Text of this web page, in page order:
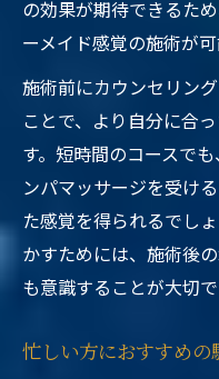
の効果が期待できるた
ーメイド感覚の施術が可
施術前にカウンセリン
ことで、より自分に合
す。短時間のコースで
ンパマッサージを受け
た感覚を得られるでし
かすためには、施術後
も意識することが大切で
忙しい方におすすめ